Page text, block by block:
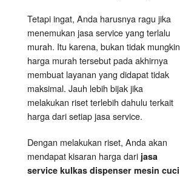
Tetapi ingat, Anda harusnya ragu jika
menemukan jasa service yang terlalu
murah. Itu karena, bukan tidak mungkin
harga murah tersebut pada akhirnya
membuat layanan yang didapat tidak
maksimal. Jauh lebih bijak jika
melakukan riset terlebih dahulu terkait
harga dari setiap jasa service.
Dengan melakukan riset, Anda akan
mendapat kisaran harga dari jasa
service kulkas dispenser mesin cuci